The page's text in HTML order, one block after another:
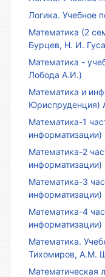
Логика. Учебное
Математика (2
Бурцев, Н. И.
Математика -
Лобода А.И.)
Математика и
Юриспруденция)
Математика-1
информатизации)
Математика-2
информатизации)
Математика-3
информатизации)
Математика-4
информатизации)
Математика.
Тихомиров, А.М.
Математическая